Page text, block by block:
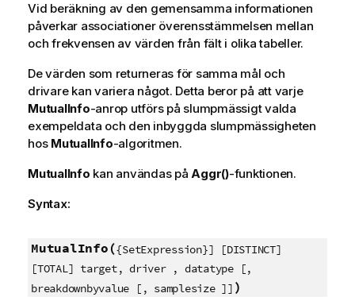
Vid beräkning av den gemensamma informationen
påverkar associationer överensstämmelsen mellan
och frekvensen av värden från fält i olika tabeller.
De värden som returneras för samma mål och
drivare kan variera något. Detta beror på att varje
MutualInfo-anrop utförs på slumpmässigt valda
exempeldata och den inbyggda slumpmässigheten
hos MutualInfo-algoritmen.
MutualInfo kan användas påAggr()-funktionen.
Syntax:
MutualInfo({SetExpression}] [DISTINCT]
[TOTAL] target, driver , datatype [,
breakdownbyvalue [, samplesize ]] )